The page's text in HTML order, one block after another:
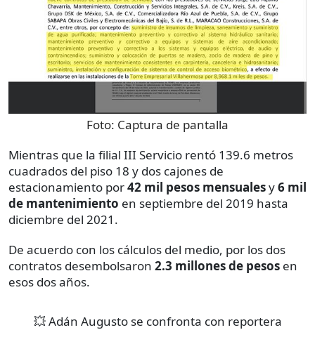
Foto: Captura de pantalla
Mientras que la filial III Servicio rentó 139.6 metros
cuadrados del piso 18 y dos cajones de
estacionamiento por42 mil pesos mensualesy6 mil
de mantenimiento en septiembre del 2019 hasta
diciembre del 2021.
De acuerdo con los cálculos del medio, por los dos
contratos desembolsaron 2.3 millones de pesos en
esos dos años.
💥 Adán Augusto se confronta con reportera